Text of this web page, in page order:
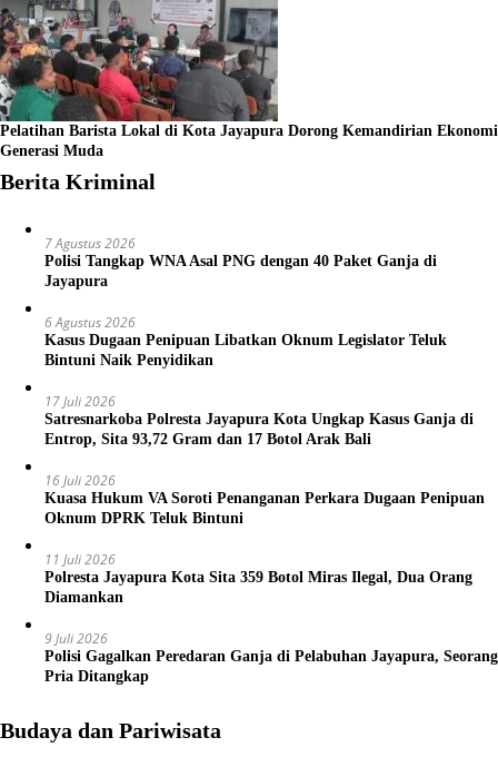
Pelatihan Barista Lokal di Kota Jayapura Dorong Kemandirian Ekonomi
Generasi Muda
Berita Kriminal
7 Agustus 2026
Polisi Tangkap WNA Asal PNG dengan 40 Paket Ganja di
Jayapura
6 Agustus 2026
Kasus Dugaan Penipuan Libatkan Oknum Legislator Teluk
Bintuni Naik Penyidikan
17 Juli 2026
Satresnarkoba Polresta Jayapura Kota Ungkap Kasus Ganja di
Entrop, Sita 93,72 Gram dan 17 Botol Arak Bali
16 Juli 2026
Kuasa Hukum VA Soroti Penanganan Perkara Dugaan Penipuan
Oknum DPRK Teluk Bintuni
11 Juli 2026
Polresta Jayapura Kota Sita 359 Botol Miras Ilegal, Dua Orang
Diamankan
9 Juli 2026
Polisi Gagalkan Peredaran Ganja di Pelabuhan Jayapura, Seorang
Pria Ditangkap
Budaya dan Pariwisata